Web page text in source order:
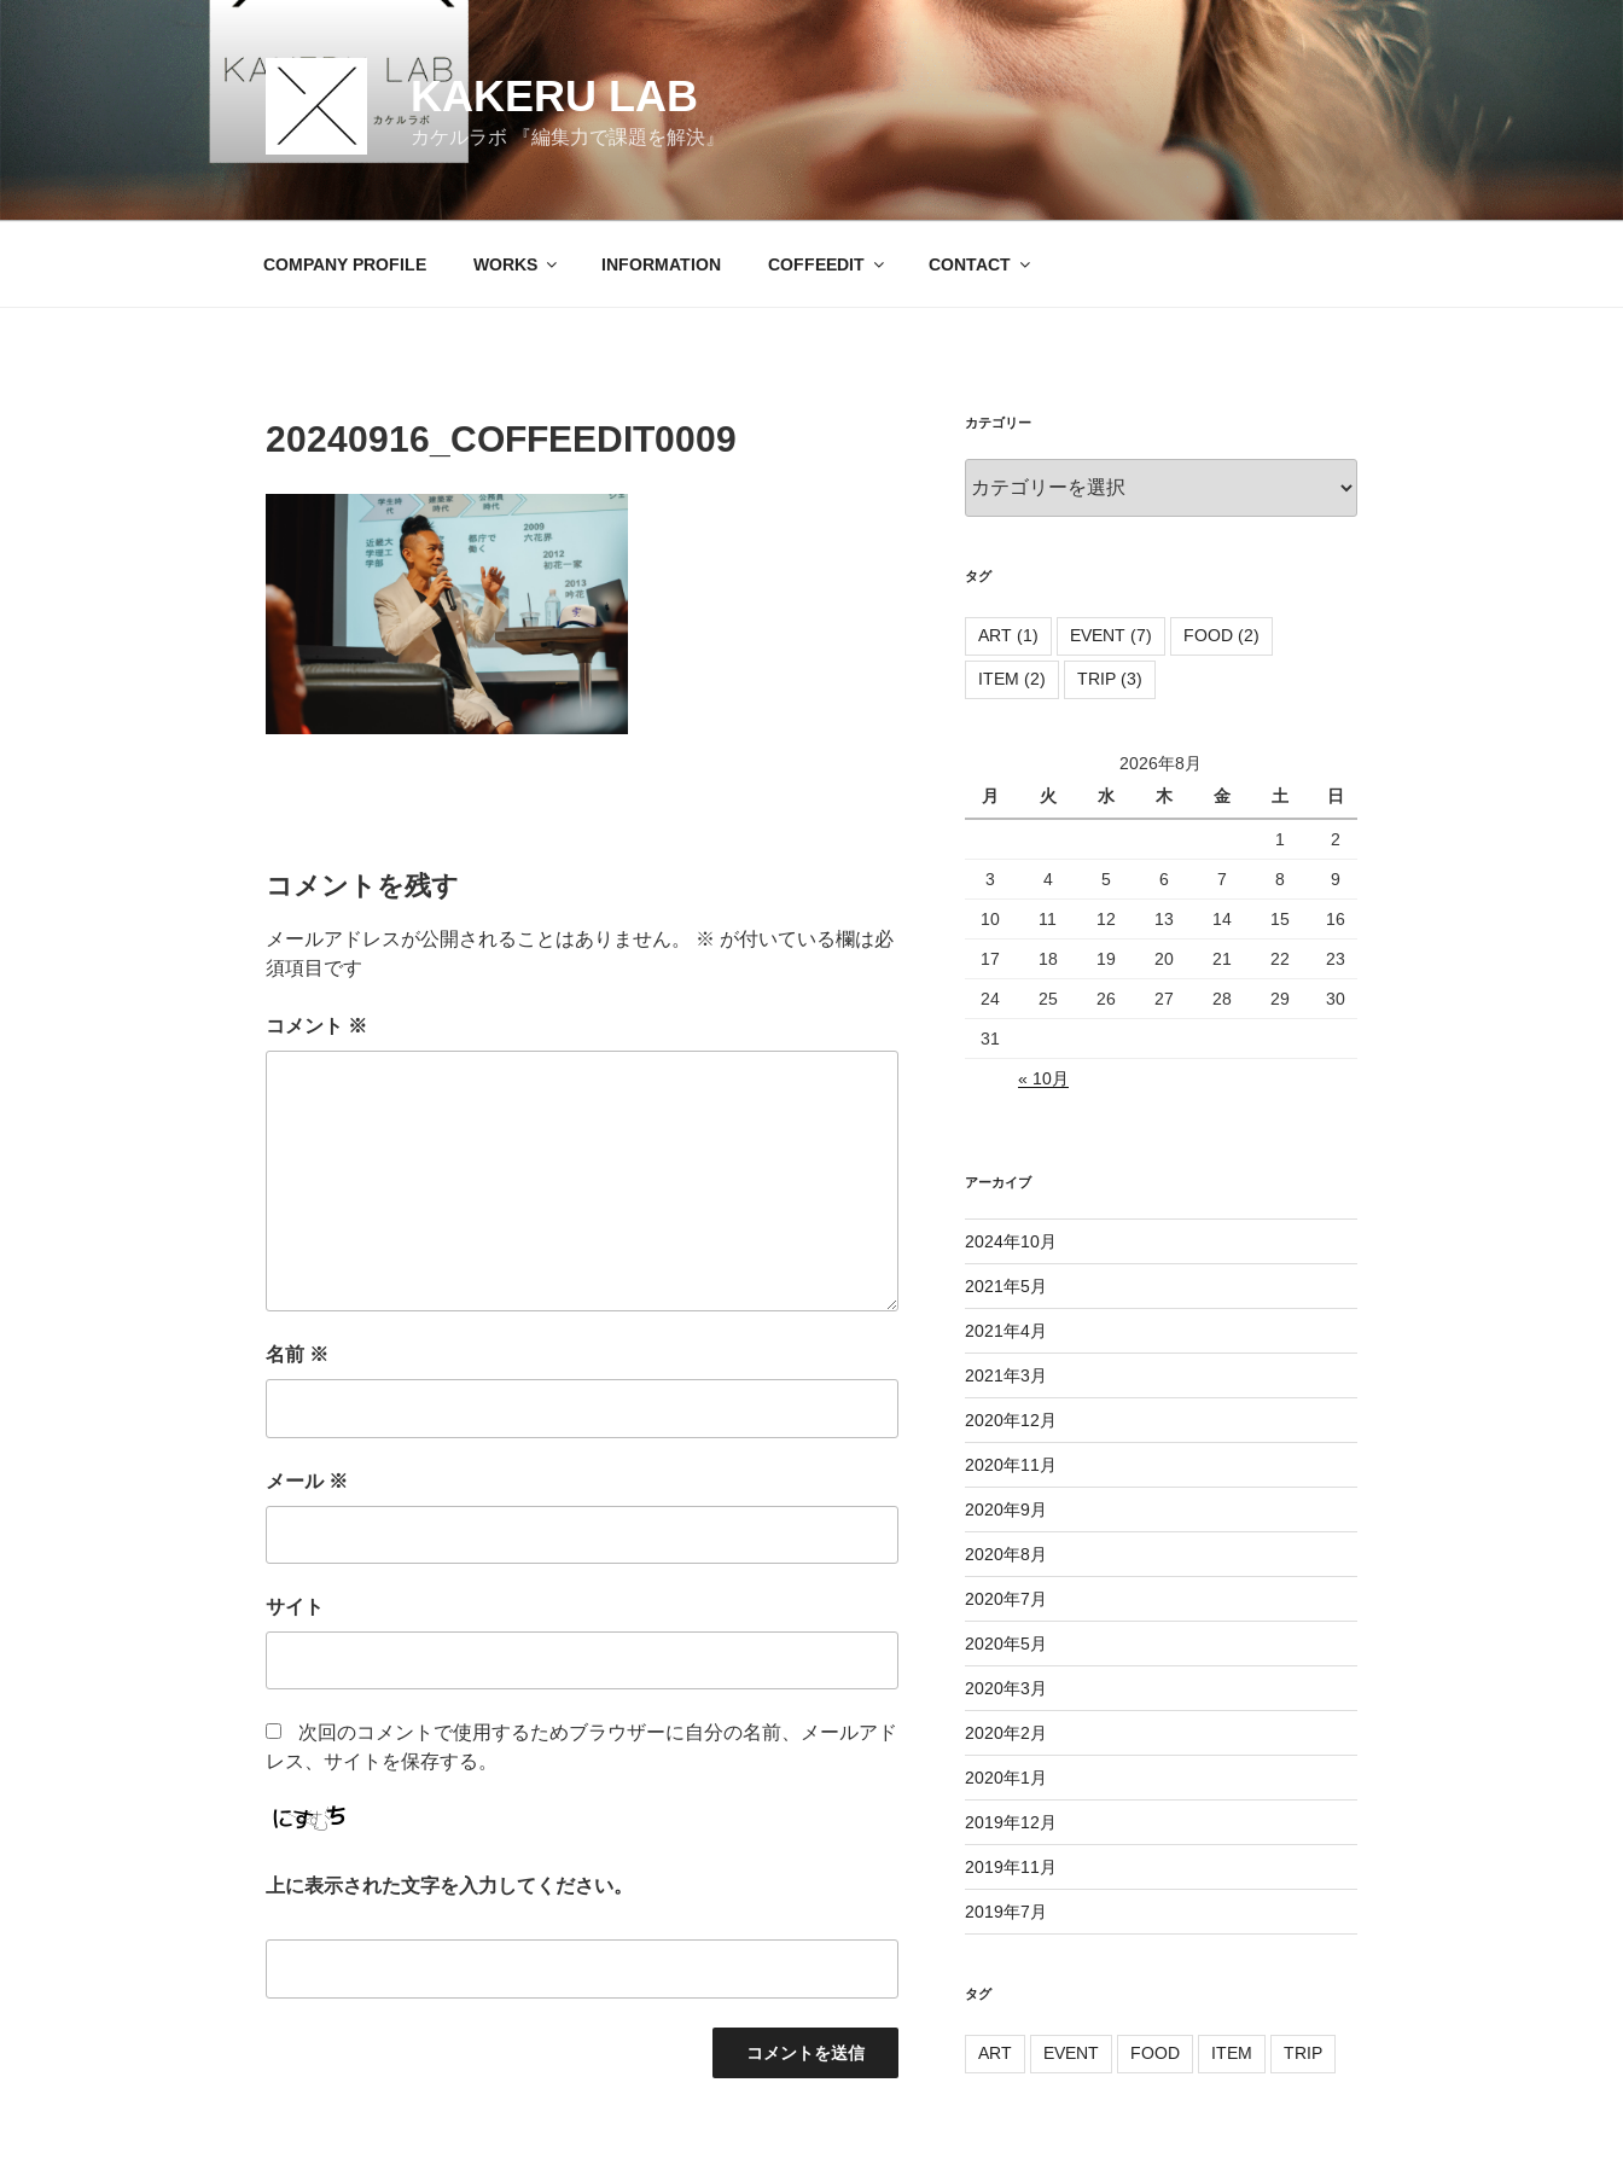
キ
KAKERU LAB
カケルラボ 『編集力で課題を解決』
COMPANY PROFILE WORKS INFORMATION COFFEEDIT CONTACT
20240916_COFFEEDIT0009
コメントを残す
メールアドレスが公開されることはありません。 ※ が付いている欄は必
須項目です
コメント ※
名前 ※
メール ※
サイト
次回のコメントで使用するためブラウザーに自分の名前、メールアド
レス、サイトを保存する。
上に表示された文字を入力してください。
カテゴリー
テ
ー
タグ
ART(1) EVENT(7) FOOD(2)
ITEM (2) TRIP(3)
2026年8月
月
火 水 木 金 土 日
1 2
3 4 5 6 7 8 9
10 11 12 13 14 15 16
17 18 19 20 21 22 23
24 25 26 27 28 29 30
31
« 10月
アーカイブ
2024年10月
2021年5月
2021年4月
2021年3月
2020年12月
2020年11月
2020年9月
2020年8月
2020年7月
2020年5月
2020年3月
2020年2月
2020年1月
2019年12月
2019年11月
2019年7月
タグ
ART EVENT FOOD ITEM TRIP